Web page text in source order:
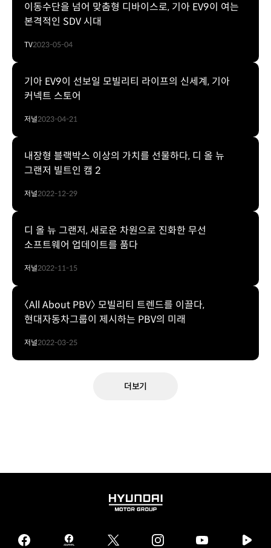
이동수단을 넘어 맞춤형 디바이스로, 기아 EV9이 여는
본격적인 SDV 시대
TV2023-05-04
기아 EV9이 선보일 모빌리티 라이프의 신세계, 기아
커넥트 스토어
저널2023-04-21
내장형 블랙박스 이상의 가치를 선물하다, 디 올 뉴
그랜저 빌트인 캠 2
저널2022-12-29
디 올 뉴 그랜저, 새로운 차원으로 진화한 무선
소프트웨어 업데이트를 품다
저널2022-11-15
〈All About PBV〉 모빌리티 트렌드를 이끌다,
현대자동차그룹이 제시하는 PBV의 미래
저널2022-03-25
더보기
HYUNDAI
GROUP